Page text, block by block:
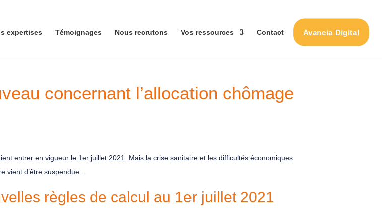
expertises Témoignages Nous recrutons Vos ressources Contact Avancia Digital
concernant l’allocation chômage
entrer en vigueur le 1er juillet 2021. Mais la crise sanitaire et les difficultés économiques
vient d’être suspendue…
règles de calcul au 1er juillet 2021